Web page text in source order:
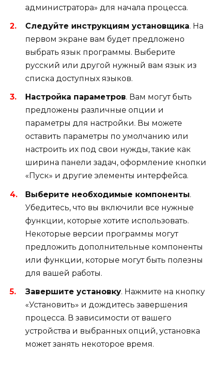
администратора» для начала процесса.
Следуйте инструкциям установщика. На
первом экране вам будет предложено
выбрать язык программы. Выберите
русский или другой нужный вам язык из
списка доступных языков.
Настройка параметров. Вам могут быть
предложены различные опции и
параметры для настройки. Вы можете
оставить параметры по умолчанию или
настроить их под свои нужды, такие как
ширина панели задач, оформление кнопки
«Пуск» и другие элементы интерфейса.
Выберите необходимые компоненты.
Убедитесь, что вы включили все нужные
функции, которые хотите использовать.
Некоторые версии программы могут
предложить дополнительные компоненты
или функции, которые могут быть полезны
для вашей работы.
Завершите установку. Нажмите на кнопку
«Установить» и дождитесь завершения
процесса. В зависимости от вашего
устройства и выбранных опций, установка
может занять некоторое время.